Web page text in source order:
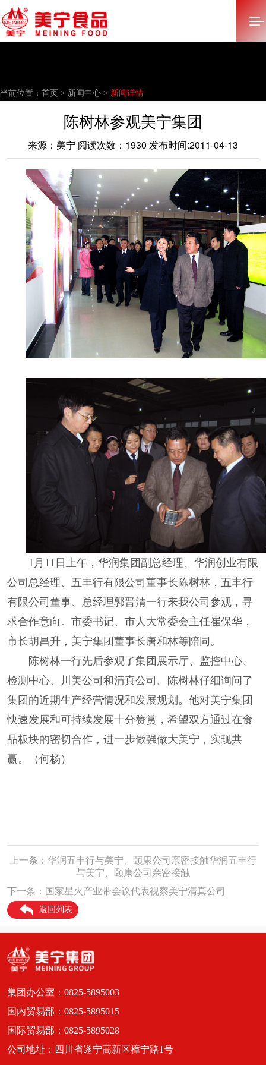
多元化产业
产品中心
新闻中心
招标采购
加入美宁
联系我们
当前位置： 首页 > 新闻中心 > 新闻详情
陈树林参观美宁集团
来源：美宁 阅读次数：1930 发布时间:2011-04-13
1月11日上午，华润集团副总经理、华润创业有限
公司总经理、五丰行有限公司董事长陈树林，五丰行
有限公司董事、总经理郭晋清一行来我公司参观，寻
求合作意向。市委书记、市人大常委会主任崔保华，
市长胡昌升，美宁集团董事长唐和林等陪同。
陈树林一行先后参观了集团展示厅、监控中心、
检测中心、川美公司和清真公司。陈树林仔细询问了
集团的近期生产经营情况和发展规划。他对美宁集团
快速发展和可持续发展十分赞赏，希望双方通过在食
品板块的密切合作，进一步做强做大美宁，实现共
赢。（何杨）
上一条：华润五丰行与美宁、颐康公司亲密接触华润五丰行
与美宁、颐康公司亲密接触
下一条：国家星火产业带会议代表视察美宁清真公司
返回列表
集团办公室：0825-5895003
国内贸易部：0825-5895015
国际贸易部：0825-5895028
公司地址：四川省遂宁高新区樟宁路1号